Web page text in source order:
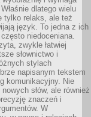
dlatego wielu
tylko relaks, ale też
język. To jedna z ich
niedoceniana.
zwykle łatwiej
słownictwo i
stylach
napisanym tekstem
komunikacyjny. Nie
słów, ale również
znaczeń i
W